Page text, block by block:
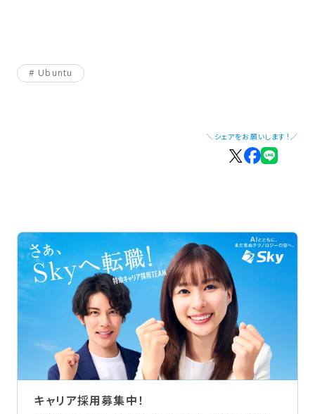
Ubuntu
＼シェアをお願いします！／
キャリア採用募集中！